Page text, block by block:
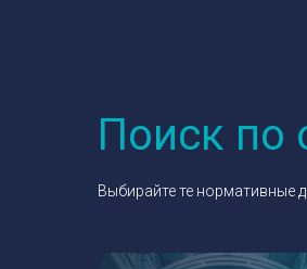
Поиск по
Выбирайте те нормативные